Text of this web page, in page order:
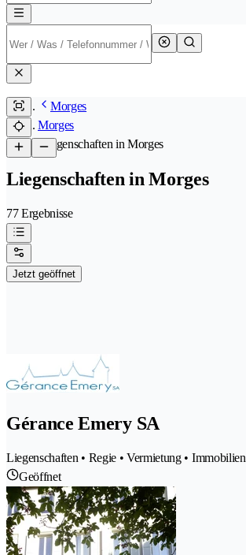
Morges
Morges
/Liegenschaften in Morges
Liegenschaften in Morges
77 Ergebnisse
Jetzt geöffnet
Gérance Emery SA
Liegenschaften • Regie • Vermietung • Immobilien
Geöffnet